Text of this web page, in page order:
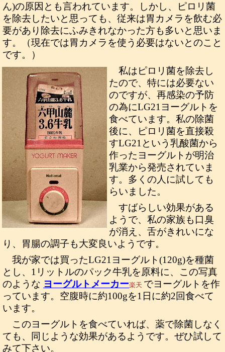
ん)の原因とも言われています。しかし、ピロリ菌
を除去したいと思っても、従来は胃カメラを飲む必
要があり除去にふみきれなかった方も多いと思いま
す。（現在では胃カメラを使う必要はないとのこと
です。）
私はピロリ菌を除去し
たので、特には必要ない
のですが、再感染の予防
の為にLG21ヨーグルトを
食べています。私の除菌
後に、ピロリ菌を直接殺
すLG21という乳酸菌から
作ったヨーグルトが明治
乳業から発売されていま
す。多くの人に試しても
らいました。
すばらしい効果がある
ようで、私の家族も口臭
が消え、舌がきれいにな
り、胃腸の調子も大変良いようです。
我が家では買ったLG21ヨーグルト(120g)を種菌
とし、1リットルのパック牛乳を原料に、この写真
のような ヨーグルトメーカー楽天 でヨーグルトを作
っています。空腹時に約100gを1日に約2回食べて
います。
このヨーグルトを食べていれば、薬で除菌しなく
ても、同じような効果があるようです。ぜひ試して
みて下さい。